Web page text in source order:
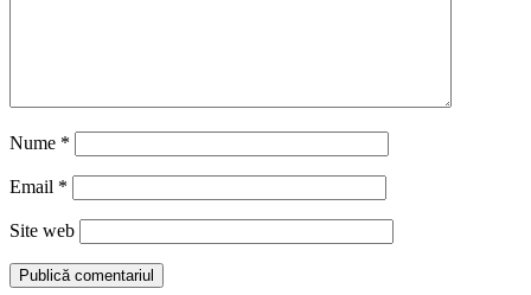
Nume *
Email *
Site web